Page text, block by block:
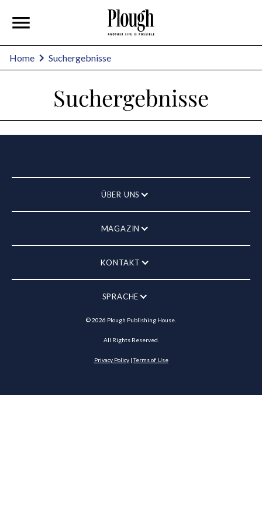
Home Suchergebnisse
Suchergebnisse
ÜBER UNS
MAGAZIN
KONTAKT
SPRACHE
©2026 Plough Publishing House.
All Rights Reserved.
Privacy Policy|Terms of Use